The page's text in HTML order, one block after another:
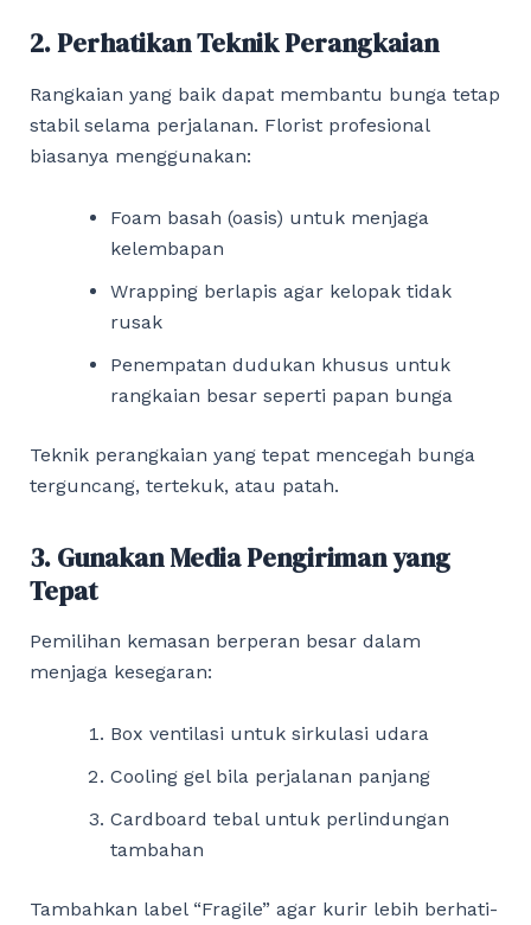
2. Perhatikan Teknik Perangkaian
Rangkaian yang baik dapat membantu bunga tetap
stabil selama perjalanan. Florist profesional
biasanya menggunakan:
Foam basah (oasis) untuk menjaga
kelembapan
Wrapping berlapis agar kelopak tidak
rusak
Penempatan dudukan khusus untuk
rangkaian besar seperti papan bunga
Teknik perangkaian yang tepat mencegah bunga
terguncang, tertekuk, atau patah.
3. Gunakan Media Pengiriman yang
Tepat
Pemilihan kemasan berperan besar dalam
menjaga kesegaran:
Box ventilasi untuk sirkulasi udara
Cooling gel bila perjalanan panjang
Cardboard tebal untuk perlindungan
tambahan
Tambahkan label “Fragile” agar kurir lebih berhati-